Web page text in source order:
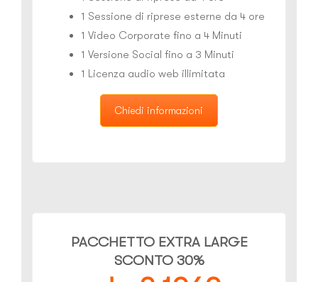
1 Sessione di riprese esterne da 4 ore
1 Video Corporate fino a 4 Minuti
1 Versione Social fino a 3 Minuti
1 Licenza audio web illimitata
Chiedi informazioni
PACCHETTO EXTRA LARGE
SCONTO 30%